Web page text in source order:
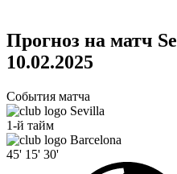
Прогноз на матч
10.02.2025
События матча
Sevilla
1-й тайм
Barcelona
45' 15' 30'